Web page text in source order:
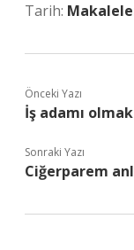
Tarih:
Önceki Yazı
İş adamı
Sonraki Yazı
Ciğerparem